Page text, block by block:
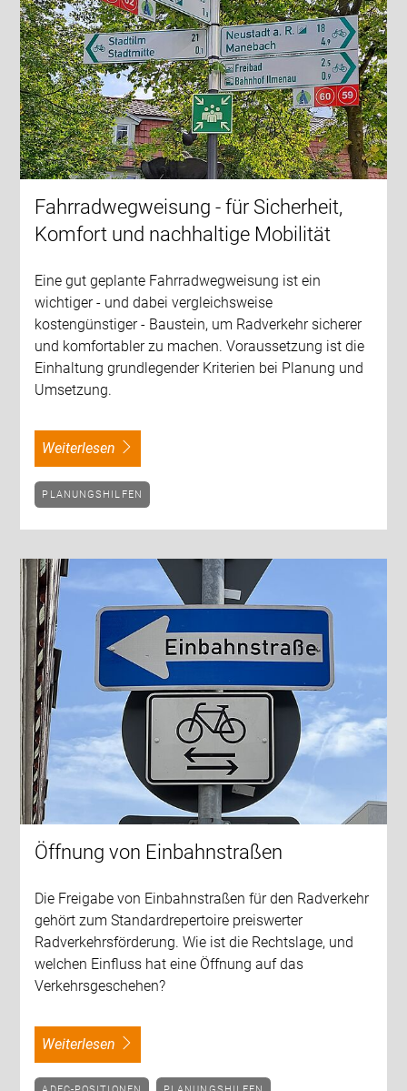
Fahrradwegweisung - für Sicherheit,
Komfort und nachhaltige Mobilität
Eine gut geplante Fahrradwegweisung ist ein
wichtiger - und dabei vergleichsweise
kostengünstiger - Baustein, um Radverkehr sicherer
und komfortabler zu machen. Voraussetzung ist die
Einhaltung grundlegender Kriterien bei Planung und
Umsetzung.
weiterlesen
PLANUNGSHILFEN
Öffnung von Einbahnstraßen
Die Freigabe von Einbahnstraßen für den Radverkehr
gehört zum Standardrepertoire preiswerter
Radverkehrsförderung. Wie ist die Rechtslage, und
welchen Einfluss hat eine Öffnung auf das
Verkehrsgeschehen?
weiterlesen